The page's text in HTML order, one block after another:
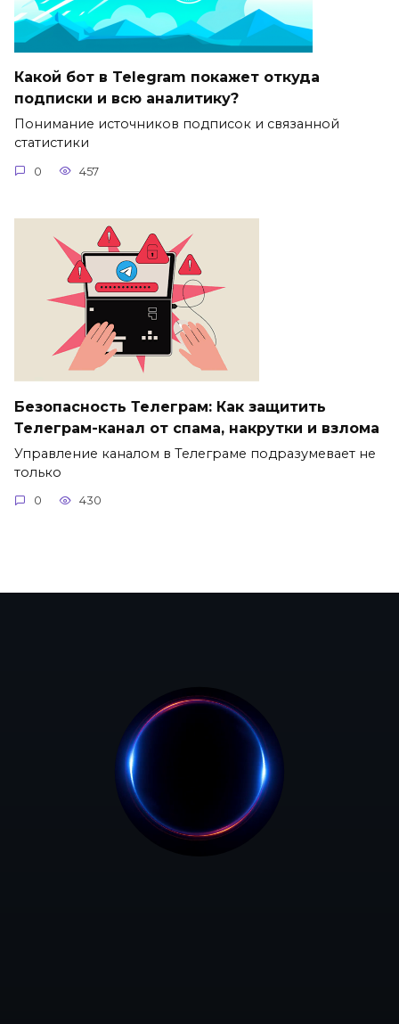
Какой бот в Telegram покажет откуда
подписки и всю аналитику?
Понимание источников подписок и связанной
статистики
0 457
Безопасность Телеграм: Как защитить
Телеграм-канал от спама, накрутки и взлома
Управление каналом в Телеграме подразумевает не
только
0 430